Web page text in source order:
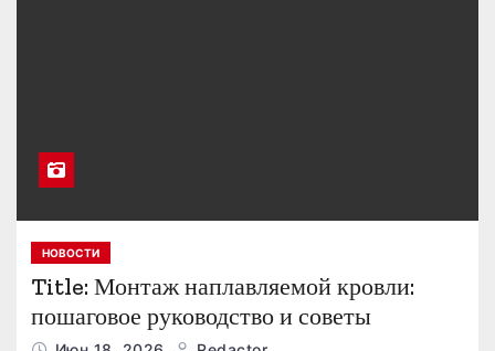
НОВОСТИ
Title: Монтаж наплавляемой кровли:
пошаговое руководство и советы